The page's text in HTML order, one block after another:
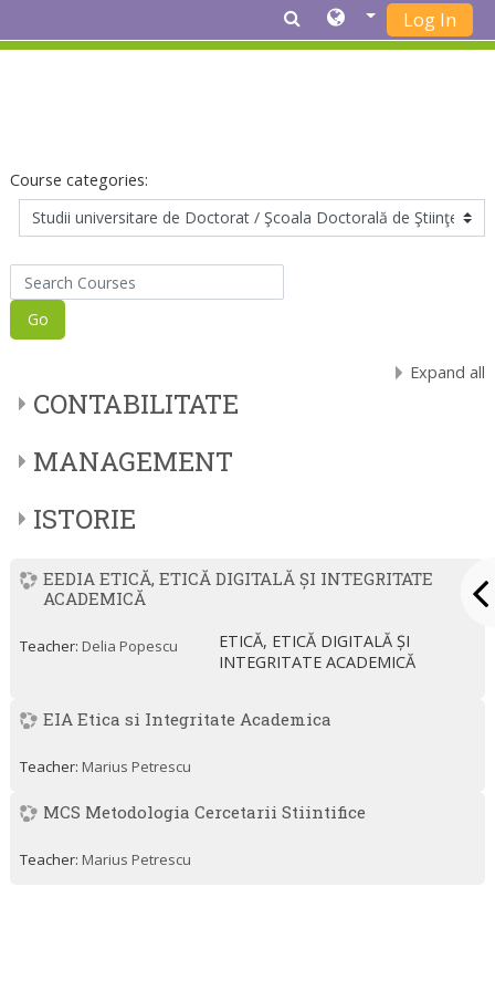
Log In
Course categories:
Search Courses
Go
Expand all
CONTABILITATE
MANAGEMENT
ISTORIE
EEDIA ETICĂ, ETICĂ DIGITALĂ ȘI INTEGRITATE
ACADEMICĂ
ETICĂ, ETICĂ DIGITALĂ ȘI
INTEGRITATE ACADEMICĂ
Teacher: Delia Popescu
EIA Etica si Integritate Academica
Teacher: Marius Petrescu
MCS Metodologia Cercetarii Stiintifice
Teacher: Marius Petrescu